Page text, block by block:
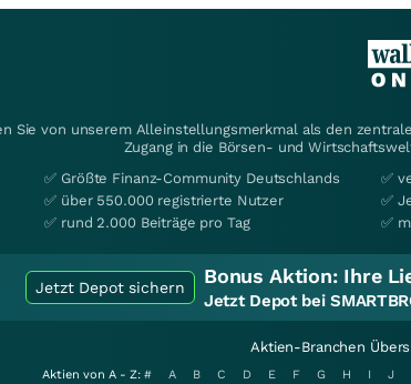
Sie von unserem Alleinstellungsmerkmal als den
Zugang in die Börsen- und
✅ Größte Finanz-Community Deutschlands
✅ über 550.000 registrierte Nutzer
✅ rund 2.000 Beiträge pro Tag
✅
✅
✅
Jetzt Depot sichern Bonus Aktion: Ihre
Jetzt Depot bei
Aktien-Branchen
Aktien von A - Z: # A B C D E F G H I J